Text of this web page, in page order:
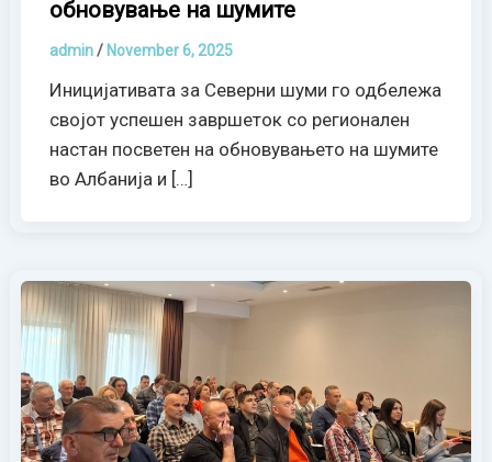
обновување на шумите
admin/ November 6, 2025
Иницијативата за Северни шуми го одбележа
својот успешен завршеток со регионален
настан посветен на обновувањето на шумите
во Албанија и […]